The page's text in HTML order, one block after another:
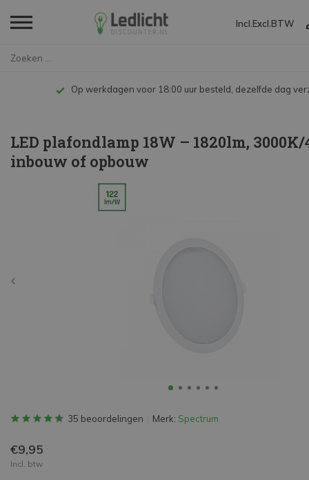
Incl. Excl. BTW
Op werkdagen voor 18:00 uur besteld, dezelfde dag
LED plafondlamp 18W – 1820lm, 3000K/
inbouw of opbouw
35 beoordelingen Merk: Spectrum
€9,95
Incl. btw